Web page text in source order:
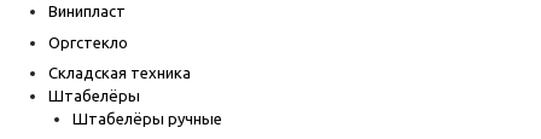
Винипласт
Оргстекло
Складская техника
Штабелёры
Штабелёры ручные